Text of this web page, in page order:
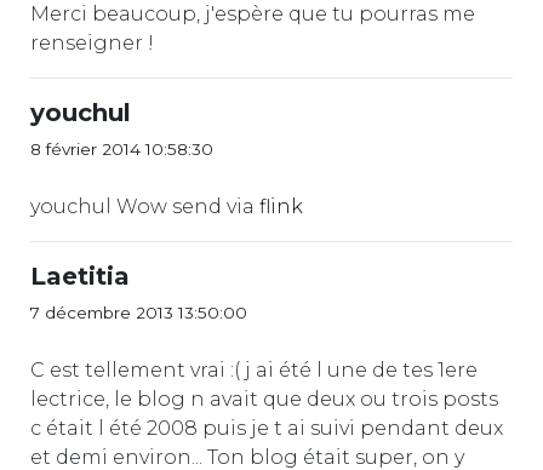
Merci beaucoup, j'espère que tu pourras me
renseigner !
youchul
8 février 2014 10:58:30
youchul Wow send via flink
Laetitia
7 décembre 2013 13:50:00
C est tellement vrai :( j ai été l une de tes 1ere
lectrice, le blog n avait que deux ou trois posts
c était l été 2008 puis je t ai suivi pendant deux
et demi environ... Ton blog était super, on y